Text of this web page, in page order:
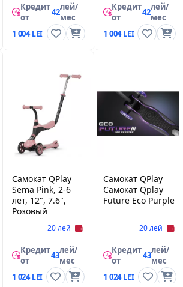
Кредит
от
42лей/
мес
1 004
Кредит
от
42лей/
мес
1 004
Самокат QPlay
Sema Pink, 2-6
лет, 12", 7.6",
Розовый
20 лей
Кредит
от
43лей/
мес
1 024
Самокат QPlay
Самокат Qplay
Future Eco Purple
20 лей
Кредит
от
43лей/
мес
1 024